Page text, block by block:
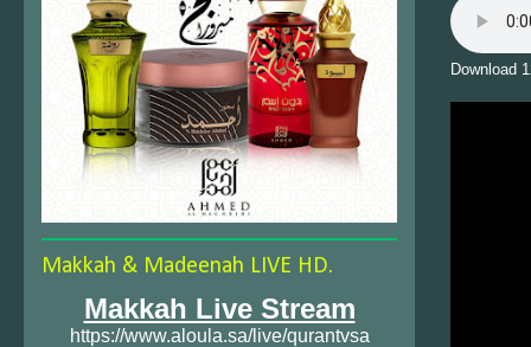
Download
Makkah & Madeenah LIVE HD.
Makkah Live Stream
https://www.aloula.sa/live/qurantvsa